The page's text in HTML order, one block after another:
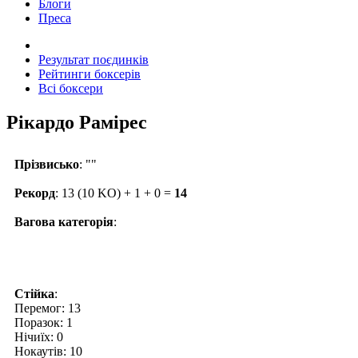
Блоги
Преса
Результат поєдинків
Рейтинги боксерів
Всі боксери
Рікардо Рамірес
Прізвисько: ""
Рекорд: 13 (10 KO) + 1 + 0 = 14
Вагова категорія:
Стійка:
Перемог: 13
Поразок: 1
Нічиїх: 0
Нокаутів: 10